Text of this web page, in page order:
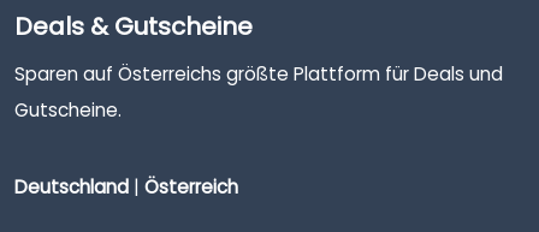
Deals & Gutscheine
Sparen auf Österreichs größte Plattform für Deals und
Gutscheine.
Deutschland | Österreich